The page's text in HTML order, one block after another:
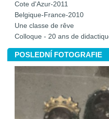
Cote d'Azur-2011
Belgique-France-2010
Une classe de rêve
Colloque - 20 ans de
POSLEDNÍ FOTOGRAFIE